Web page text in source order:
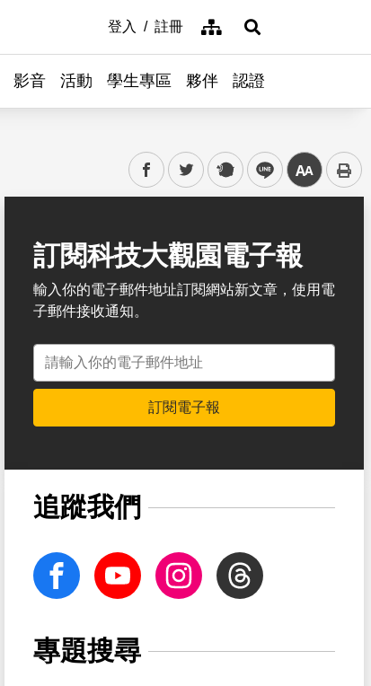
登入 註冊 網站導覽展開搜尋
影音 活動 學生專區 夥伴 認證
facebooktwitter plurk line 中
訂閱科技大觀園電子報
輸入你的電子郵件地址訂閱網站新文章，使用電
子郵件接收通知。
電子郵件地址
訂閱電子報
追蹤我們
facebook Youtube InstagramThreads
專題搜尋